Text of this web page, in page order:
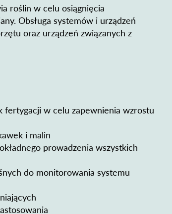
roślin w celu osiągnięcia
Obsługa systemów i urządzeń
oraz urządzeń związanych z
w celu zapewnienia wzrostu
i malin
prowadzenia wszystkich
do monitorowania systemu